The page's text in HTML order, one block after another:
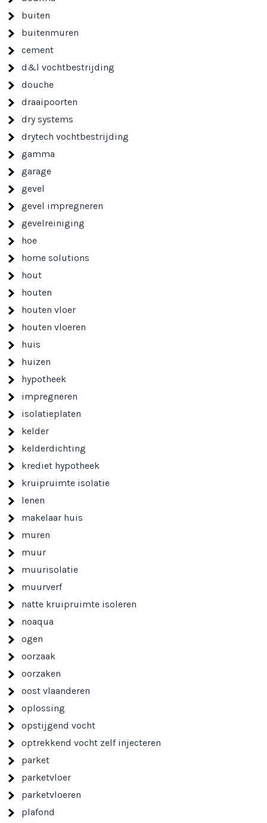
buiten
buitenmuren
cement
d&l vochtbestrijding
douche
draaipoorten
dry systems
drytech vochtbestrijding
gamma
garage
gevel
gevel impregneren
gevelreiniging
hoe
home solutions
hout
houten
houten vloer
houten vloeren
huis
huizen
hypotheek
impregneren
isolatieplaten
kelder
kelderdichting
krediet hypotheek
kruipruimte isolatie
lenen
makelaar huis
muren
muur
muurisolatie
muurverf
natte kruipruimte isoleren
noaqua
ogen
oorzaak
oorzaken
oost vlaanderen
oplossing
opstijgend vocht
optrekkend vocht zelf injecteren
parket
parketvloer
parketvloeren
plafond